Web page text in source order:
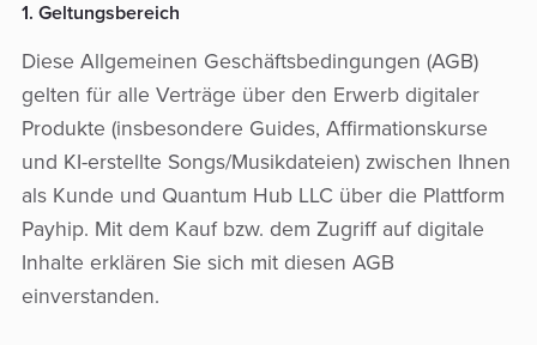
1. Geltungsbereich
Diese Allgemeinen Geschäftsbedingungen (AGB)
gelten für alle Verträge über den Erwerb digitaler
Produkte (insbesondere Guides, Affirmationskurse
und KI-erstellte Songs/Musikdateien) zwischen Ihnen
als Kunde und Quantum Hub LLC über die Plattform
Payhip. Mit dem Kauf bzw. dem Zugriff auf digitale
Inhalte erklären Sie sich mit diesen AGB
einverstanden.